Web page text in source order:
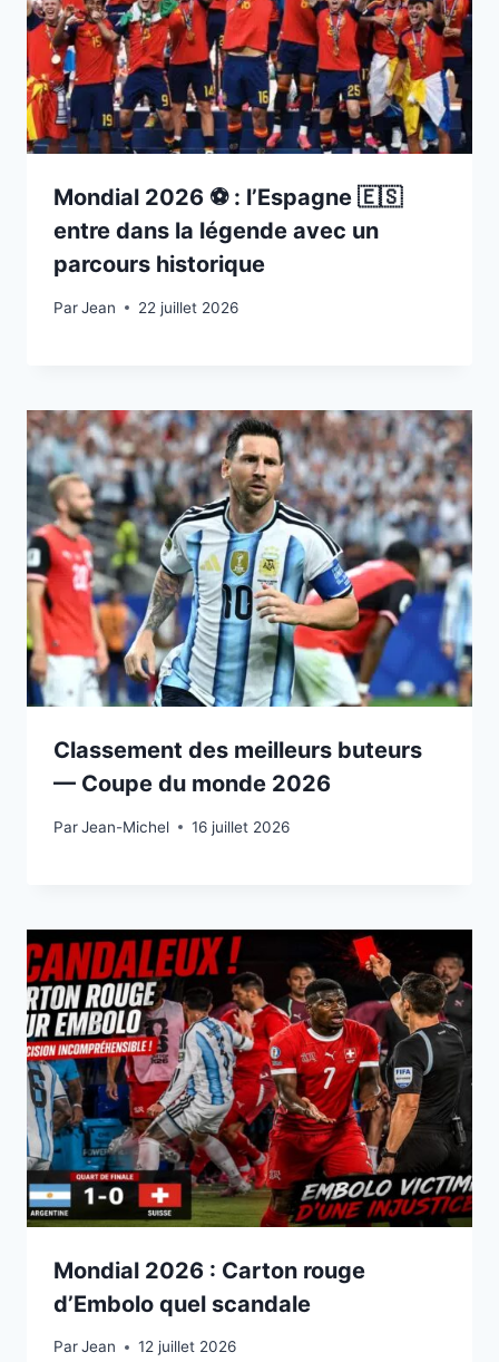
Mondial 2026 ⚽️ : l’Espagne 🇪🇸
entre dans la légende avec un
parcours historique
ParJean
22 juillet 202622 juillet 2026
Classement des meilleurs buteurs
— Coupe du monde 2026
ParJean-Michel
15 juillet 2026 16 juillet 2026
Mondial 2026 : Carton rouge
d’Embolo quel scandale
ParJean
12 juillet 202612 juillet 2026